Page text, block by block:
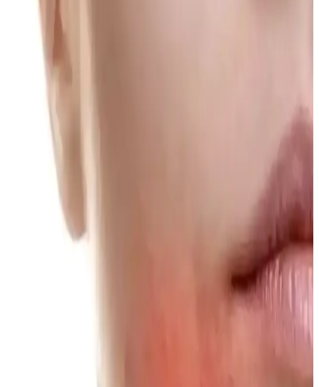
NEDOX Varilx Roll-on, doğal içerikleriyle varis ve damar
görünüm ve pratik ürün seçimi, yoğun yaşam temposunda ideal
Dejavu Lash Knockout ve Heroine Make Long &
Curl Maskaralarının Kirpik Kıvırma Performans
Karşılaştırması
Dejavu Lash Knockout maskarası kirpik kıvrıklığını koruyamayıp
bulaşma yaparken, Heroine Make Long & Curl maskarası uzun
süreli kıvrıklık ve suya dayanıklılık sunuyor. Kullanıcı deneyimleri
Makyaj Düzenleyicileri: Cam ve Akrilik Modellerle